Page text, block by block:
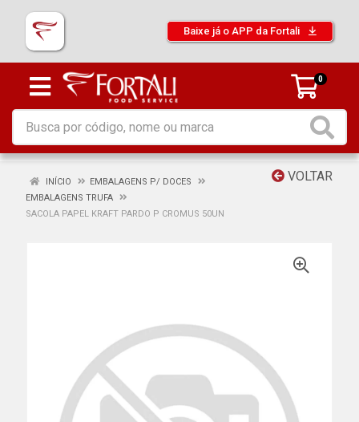
Baixe já o APP da Fortali
0
VOLTAR
INÍCIO
EMBALAGENS P/ DOCES
EMBALAGENS TRUFA
SACOLA PAPEL KRAFT PARDO P CROMUS 50UN